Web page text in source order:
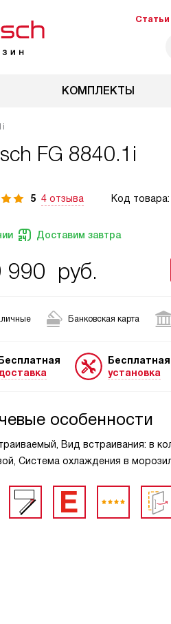
КОМПЛЕКТЫ
FG 8840.1i
5 4 отзыва Код товара:
Доставим завтра
990 руб.
Банковская карта
Бесплатная
установка
особенности
Вид встраивания: в
Система охлаждения в